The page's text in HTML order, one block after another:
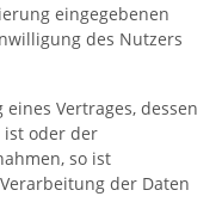
eingegebenen
des Nutzers
Vertrages, dessen
ist oder der
so ist
der Daten